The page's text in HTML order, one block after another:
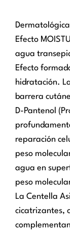
Efecto
agua
Efecto
hidratación.
barrera
D-Pantenol
reparación
peso
agua en
peso
La Centella
cicatrizantes,